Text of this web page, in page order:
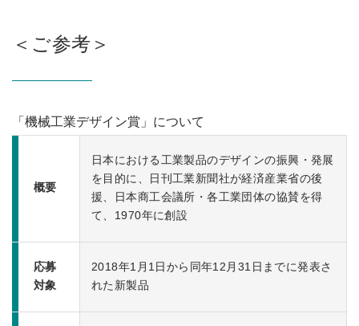
＜ご参考＞
「機械工業デザイン賞」について
概要
日本における工業製品のデザインの振興・発展
を目的に、日刊工業新聞社が経済産業省の後
援、日本商工会議所・各工業団体の協賛を得
て、1970年に創設
応募
対象
2018年1月1日から同年12月31日までに発表さ
れた新製品